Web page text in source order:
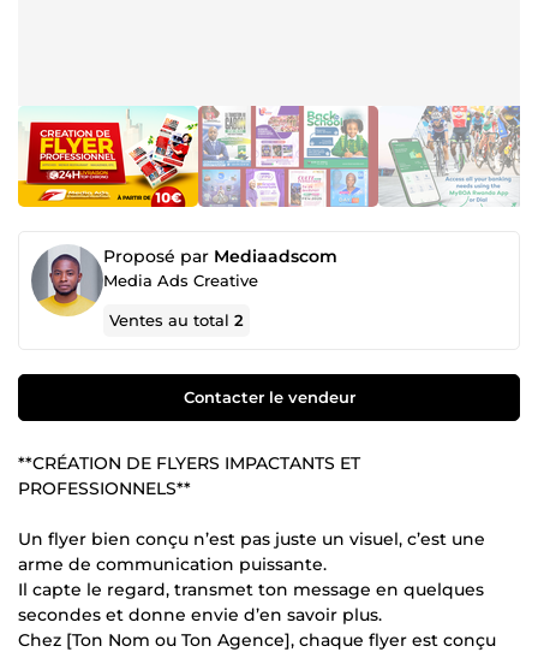
Proposé par Mediaadscom
Media Ads Creative
Ventes au total2
Contacter le vendeur
**CRÉATION DE FLYERS IMPACTANTS ET
PROFESSIONNELS**
Un flyer bien conçu n’est pas juste un visuel, c’est une
arme de communication puissante.
Il capte le regard, transmet ton message en quelques
secondes et donne envie d’en savoir plus.
Chez [Ton Nom ou Ton Agence], chaque flyer est conçu